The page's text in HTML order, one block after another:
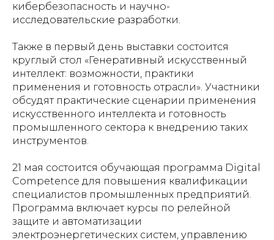
кибербезопасность и научно-
исследовательские разработки.
Также в первый день выставки состоится
круглый стол «Генеративный искусственный
интеллект: возможности, практики
применения и готовность отрасли». Участники
обсудят практические сценарии применения
искусственного интеллекта и готовность
промышленного сектора к внедрению таких
инструментов.
21 мая состоится обучающая программа Digital
Competence для повышения квалификации
специалистов промышленных предприятий.
Программа включает курсы по релейной
защите и автоматизации
электроэнергетических систем, управлению